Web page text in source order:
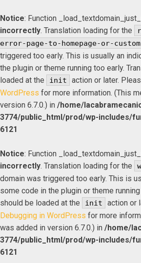
Notice: Function
incorrectly. Translation loading for the
error-page-to-homepage-or-
triggered too early. This is usually an
the plugin or theme running too early.
loaded at the
init action or later.
WordPress for more information. (This
version 6.7.0.) in /home/
3774/public_html/prod/wp-includes/
6121
Notice: Function
incorrectly. Translation loading for the
domain was triggered too early. This is
some code in the plugin or theme
should be loaded at the
init
action or
Debugging in WordPress for more
was added in version 6.7.0.) in /home/
3774/public_html/prod/wp-includes/
6121